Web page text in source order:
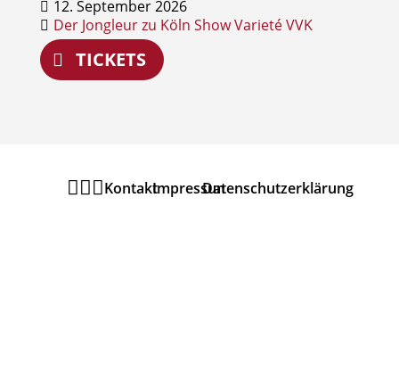
12. September 2026
Der Jongleur zu Köln ShowVarietéVVK
TICKETS
  KontaktImpressumDatenschutzerklärung